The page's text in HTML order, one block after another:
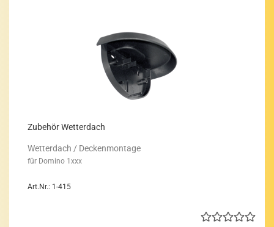
Zu­be­hör Wet­ter­dach
Wet­ter­dach / De­cken­mon­ta­ge
für Do­mi­no 1xxx
Art.Nr.: 1-415